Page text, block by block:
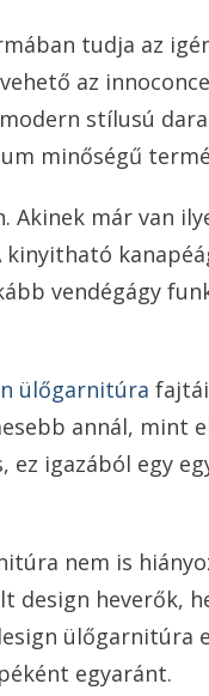
tudja az
az
stílusú
minőségű
Akinek már van
vendégágy
ülőgarnitúra
annál, mint
igazából egy
nem is
heverők,
ülőgarnitúra
egyaránt.